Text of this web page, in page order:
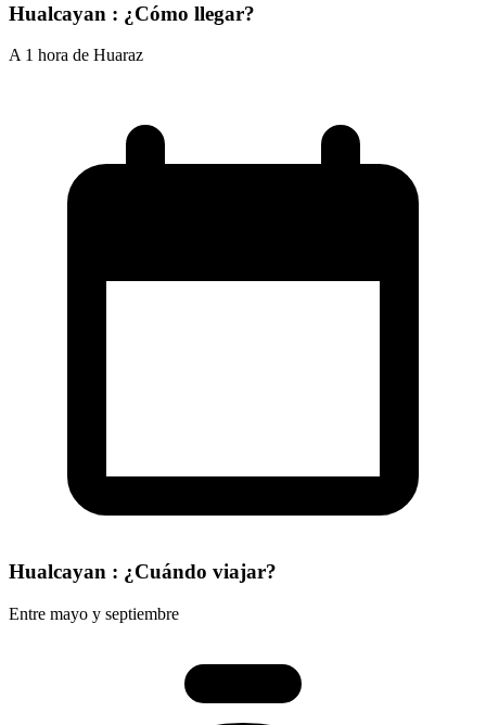
Hualcayan : ¿Cómo llegar?
A 1 hora de Huaraz
Hualcayan : ¿Cuándo viajar?
Entre mayo y septiembre